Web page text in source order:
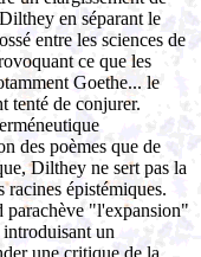
en séparant le
entre les sciences de
ce que les
Goethe... le
tenté de conjurer.
des poèmes que de
Dilthey ne sert pas la
racines épistémiques.
parachève "l'expansion"
un
une critique de la